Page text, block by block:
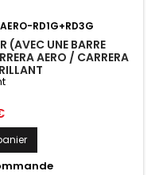
RD1G+RD3G
(AVEC UNE BARRE
AERO / CARRERA